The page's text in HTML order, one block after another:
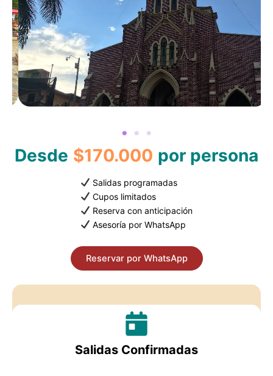
Desde $170.000 por persona
Salidas programadas
Cupos limitados
Reserva con anticipación
Asesoría por WhatsApp
Reservar por WhatsApp
Salidas Confirmadas